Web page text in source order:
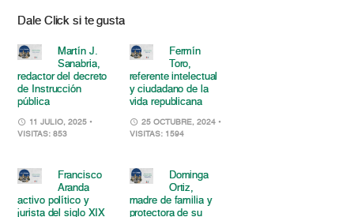
Dale Click si te gusta
Martín J.
Sanabria,
redactor del decreto
de Instrucción
pública
11 JULIO, 2025 •
VISITAS: 853
Fermín
Toro,
referente intelectual
y ciudadano de la
vida republicana
25 OCTUBRE, 2024 •
VISITAS: 1594
Francisco
Aranda
activo político y
jurista del siglo XIX
Dominga
Ortiz,
madre de familia y
protectora de su